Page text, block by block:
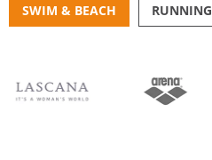
SWIM & BEACH RUNNING